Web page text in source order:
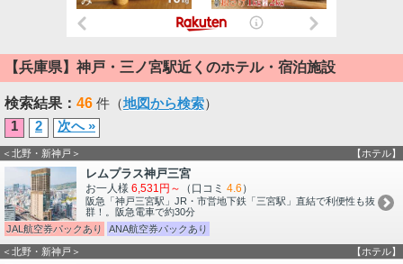
【兵庫県】神戸・三ノ宮駅近くのホテル・宿泊施設
検索結果： 46 件（地図から検索）
1
2 次へ »
＜北野・新神戸＞ 【ホテル】
レムプラス神戸三宮
お一人様 6,531円～ （口コミ 4.6 ）
阪急「神戸三宮駅」JR・市営地下鉄「三宮駅」直結で利便性も抜
群！。阪急電車で約30分
JAL航空券パックあり
ANA航空券パックあり
＜北野・新神戸＞ 【ホテル】